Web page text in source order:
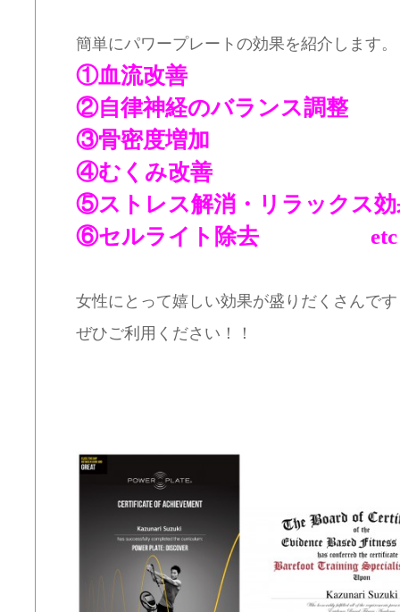
簡単にパワープレートの効果を紹介します。
①血流改善
②自律神経のバランス調整
③骨密度増加
④むくみ改善
⑤ストレス解消・リラックス効
⑥セルライト除去 etc
女性にとって嬉しい効果が盛りだくさんで
ぜひご利用ください！！